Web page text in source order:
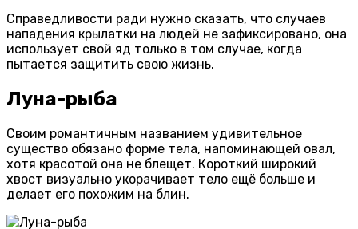
Справедливости ради нужно сказать, что случаев
нападения крылатки на людей не зафиксировано, она
использует свой яд только в том случае, когда
пытается защитить свою жизнь.
Луна-рыба
Своим романтичным названием удивительное
существо обязано форме тела, напоминающей овал,
хотя красотой она не блещет. Короткий широкий
хвост визуально укорачивает тело ещё больше и
делает его похожим на блин.